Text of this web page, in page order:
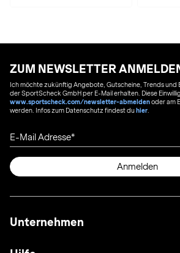
ZUM NEWSLETTER
Ich möchte zukünftig Angebote, Gutscheine, Trends
der SportScheck GmbH per E-Mail erhalten. Diese
www.sportscheck.com/newsletter-abmeldenoder am
werden. Infos zum Datenschutz findest duhier
E-Mail Adresse
Anmelden
Unternehmen